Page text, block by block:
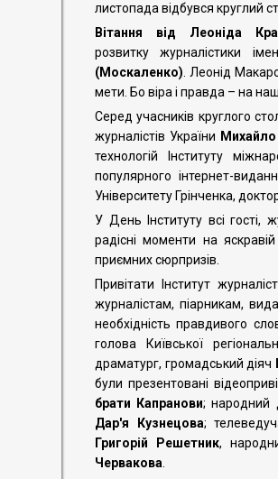
листопада відбувся круглий
Вітання від Леоніда
розвитку журналістики
(Москаленко) . Леонід
мети. Бо віра і правда – на
Серед учасників круглого
журналістів України
технологій Інституту
популярного інтернет-
Університету Грінченка,
У День Інституту всі гості,
радісні моменти на
приємних сюрпризів.
Привітати Інститут
журналістам, піарникам,
необхідність правдивого
голова Київської
драматург, громадський діяч
були презентовані
брати Капранови; народний
Дар'я Кузнецова;
Григорій Решетник,
Червакова